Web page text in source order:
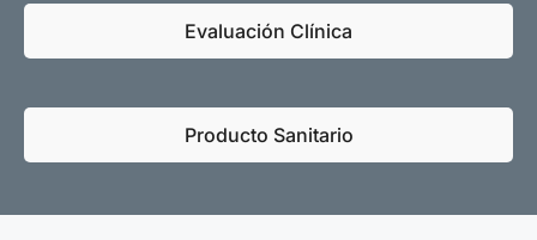
Evaluación Clínica
Producto Sanitario